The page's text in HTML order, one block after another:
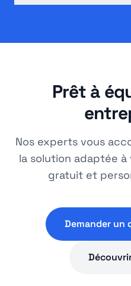
Prêt à
Nos experts vous
la solution adaptée
gratuit et
Demander un